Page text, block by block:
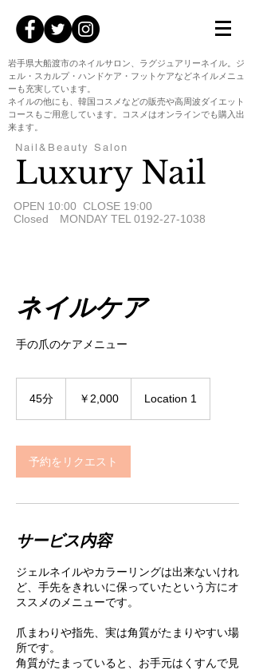
岩手県大船渡市のネイルサロン、ラグジュアリーネイル。ジ
ェル・スカルプ・ハンドケア・フットケアなどネイルメニュ
ーも充実しています。
ネイルの他にも、韓国コスメなどの販売や高周波ダイエット
コースもご用意しています。コスメはオンラインでも購入出
来ます。
Nail&Beauty Salon
Luxury Nail
​OPEN 10:00 CLOSE 19:00
Closed MONDAY TEL 0192-27-1038
ネイルケア
手の爪のケアメニュー
45分 ￥2,000 Location 1
予約をリクエスト
サービス内容
ジェルネイルやカラーリングは出来ないけれ
ど、手先をきれいに保っていたという方にオ
ススメのメニューです。
爪まわりや指先、実は角質がたまりやすい場
所です。
角質がたまっていると、お手元はくすんで見